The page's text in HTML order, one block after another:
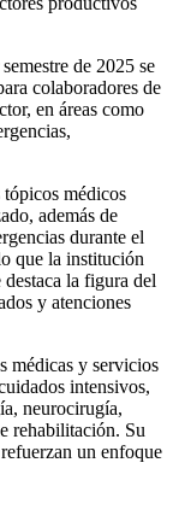
de 2025 se
colaboradores de
en áreas como
médicos
además de
durante el
que la institución
la figura del
y atenciones
médicas y servicios
intensivos,
neurocirugía,
rehabilitación. Su
un enfoque